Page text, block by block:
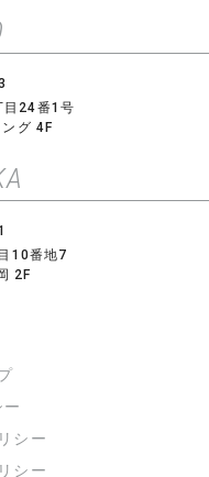
目24番1号
グ 4F
10番地7
2F
シー
シー